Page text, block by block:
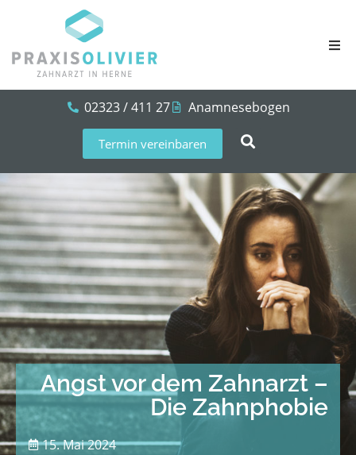
02323 / 411 27 Anamnesebogen
Termin vereinbaren
Angst vor dem Zahnarzt –
Die Zahnphobie
15. Mai 2024